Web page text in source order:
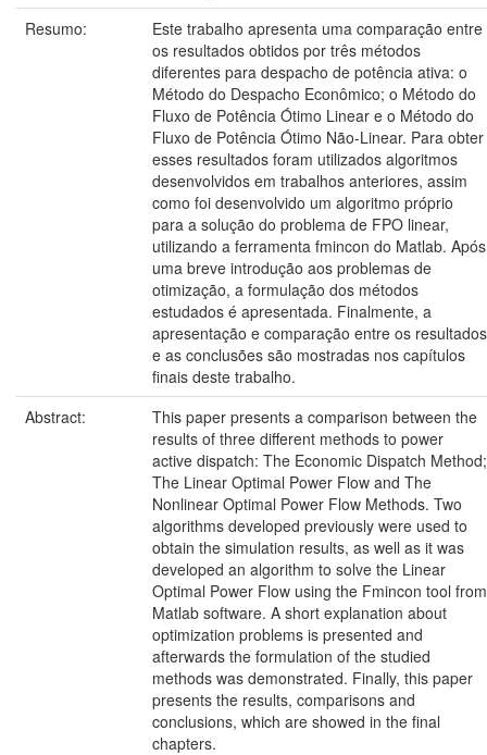
Resumo:
Este trabalho apresenta uma comparação entre
os resultados obtidos por três métodos
diferentes para despacho de potência ativa: o
Método do Despacho Econômico; o Método do
Fluxo de Potência Ótimo Linear e o Método do
Fluxo de Potência Ótimo Não-Linear. Para obter
esses resultados foram utilizados algoritmos
desenvolvidos em trabalhos anteriores, assim
como foi desenvolvido um algoritmo próprio
para a solução do problema de FPO linear,
utilizando a ferramenta fmincon do Matlab. Após
uma breve introdução aos problemas de
otimização, a formulação dos métodos
estudados é apresentada. Finalmente, a
apresentação e comparação entre os resultados
e as conclusões são mostradas nos capítulos
finais deste trabalho.
Abstract:
This paper presents a comparison between the
results of three different methods to power
active dispatch: The Economic Dispatch Method;
The Linear Optimal Power Flow and The
Nonlinear Optimal Power Flow Methods. Two
algorithms developed previously were used to
obtain the simulation results, as well as it was
developed an algorithm to solve the Linear
Optimal Power Flow using the Fmincon tool from
Matlab software. A short explanation about
optimization problems is presented and
afterwards the formulation of the studied
methods was demonstrated. Finally, this paper
presents the results, comparisons and
conclusions, which are showed in the final
chapters.